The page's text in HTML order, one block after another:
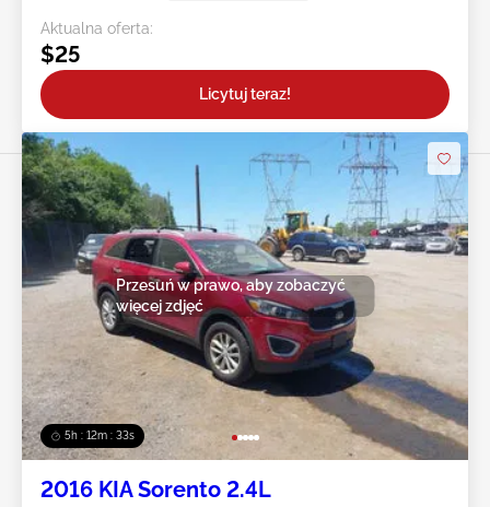
Aktualna oferta:
$25
Licytuj teraz!
5h : 12m : 31s
Przesuń w prawo, aby zobaczyć
więcej zdjęć
2016 KIA Sorento 2.4L